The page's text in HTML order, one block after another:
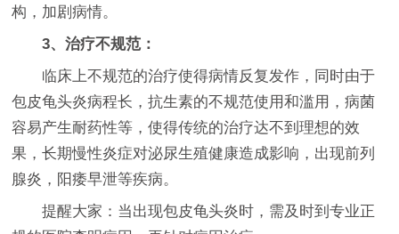
构，加剧病情。
3、治疗不规范：
临床上不规范的治疗使得病情反复发作，同时由于
包皮龟头炎病程长，抗生素的不规范使用和滥用，病菌
容易产生耐药性等，使得传统的治疗达不到理想的效
果，长期慢性炎症对泌尿生殖健康造成影响，出现前列
腺炎，阳痿早泄等疾病。
提醒大家：当出现包皮龟头炎时，需及时到专业正